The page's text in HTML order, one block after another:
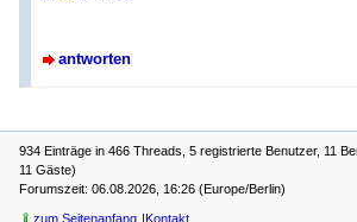
antworten
934 Einträge in 466 Threads, 5 registrierte Benutzer, 11
11 Gäste)
Forumszeit: 06.08.2026, 16:26 (Europe/Berlin)
zum Seitenanfang Kontakt